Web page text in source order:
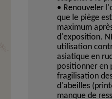
• Renouveler
que le piège
maximum
d'exposition.
utilisation
asiatique en
positionner en
fragilisation
d'abeilles
manque de